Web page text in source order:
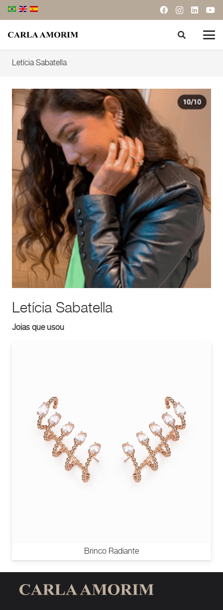
Letícia Sabatella
Letícia Sabatella
Joias que usou
Brinco Radiante